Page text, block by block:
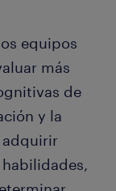
equipos
más
de
y la
adquirir